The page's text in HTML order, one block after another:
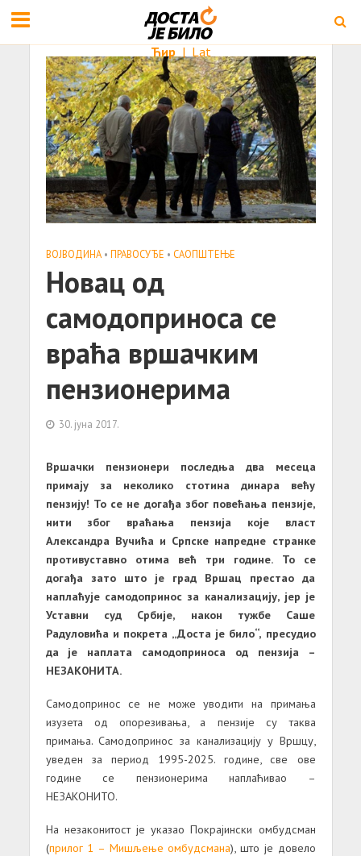
Ћир | Lat
ВОЈВОДИНА • ПРАВОСУЂЕ • САОПШТЕЊE
Новац од
самодоприноса се
враћа вршачким
пензионерима
30. јуна 2017.
Вршачки пензионери последња два месеца
примају за неколико стотина динара већу
пензију! То се не догађа због повећања пензије,
нити због враћања пензија које власт
Александра Вучића и Српске напредне странке
противуставно отима већ три године. То се
догађа зато што је град Вршац престао да
наплаћује самодопринос за канализацију, јер је
Уставни суд Србије, након тужбе Саше
Радуловића и покрета „Доста је било“, пресудио
да је наплата самодоприноса од пензија –
НЕЗАКОНИТА.
Самодопринос се не може уводити на примања
изузета од опорезивања, а пензије су таква
примања. Самодопринос за канализацију у Вршцу,
уведен за период 1995-2025. године, све ове
године се пензионерима наплаћивао –
НЕЗАКОНИТО.
На незаконитост је указао Покрајински омбудсман
(прилог 1 – Мишљење омбудсмана), што је довело